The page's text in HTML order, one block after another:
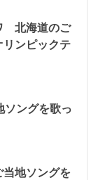
北海道のご
ンピックテ
ソングを歌っ
地ソングを